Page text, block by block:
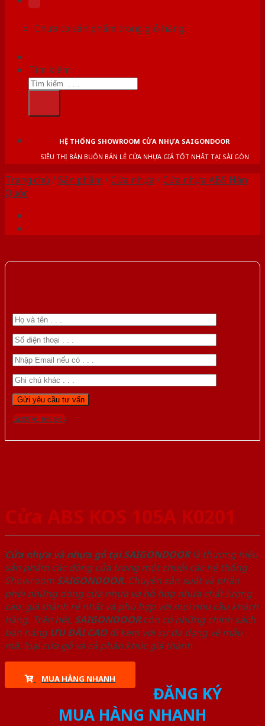
Chưa có sản phẩm trong giỏ hàng.
Tìm kiếm:
HỆ THỐNG SHOWROOM CỬA NHỰA SAIGONDOOR
SIÊU THỊ BÁN BUÔN BÁN LẺ CỬA NHỰA GIÁ TỐT NHẤT TẠI SÀI GÒN
Trang chủ /Sản phẩm /Cửa nhựa /Cửa nhựa ABS Hàn
Quốc
Gọi 0976.169.864
Cửa ABS KOS 105A K0201
Cửa nhựa và nhựa gỗ tại SAIGONDOORlà thương hiệu
sản phẩm các dòng cửa trong một chuỗi các hệ thống
Showroom SAIGONDOOR. Chuyên sản xuất và phân
phối những dòng cửa nhựa và hỗ hợp nhựa chất lượng
cao, giá thành rẻ nhất và phù hợp với mọi nhu cầu khách
hàng. Trên hết, SAIGONDOORcòn có những chính sách
bán hàng ƯU ĐÃI CAOđi kèm với sự đa dạng về mẫu
mã, loại cửa gỗ và cả phân khúc giá thành.
MUA HÀNG NHANH
ĐĂNG KÝ
MUA HÀNG NHANH